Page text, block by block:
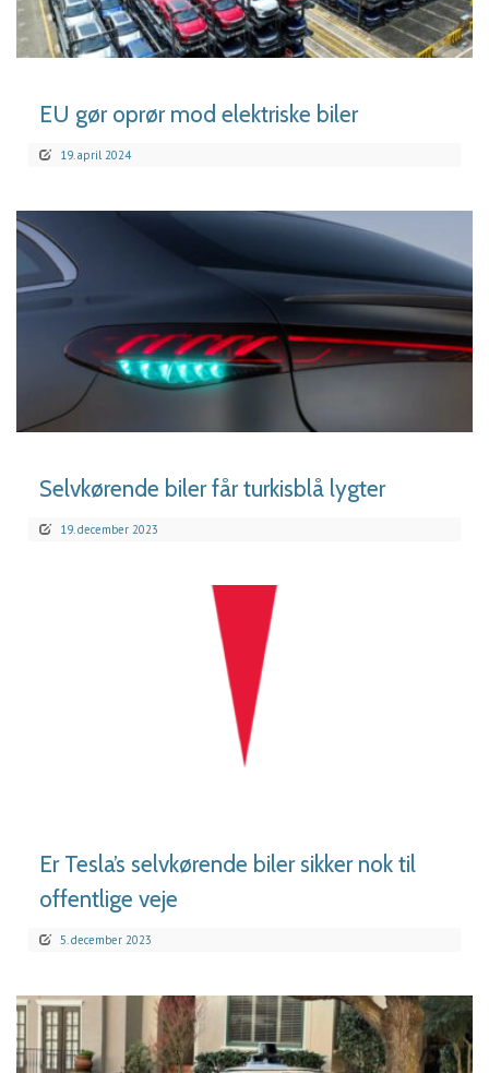
LÆS MERE
EU gør oprør mod elektriske biler
19. april 2024
Selvkørende biler får turkisblå lygter
19. december 2023
Er Tesla’s selvkørende biler sikker nok til
offentlige veje
5. december 2023